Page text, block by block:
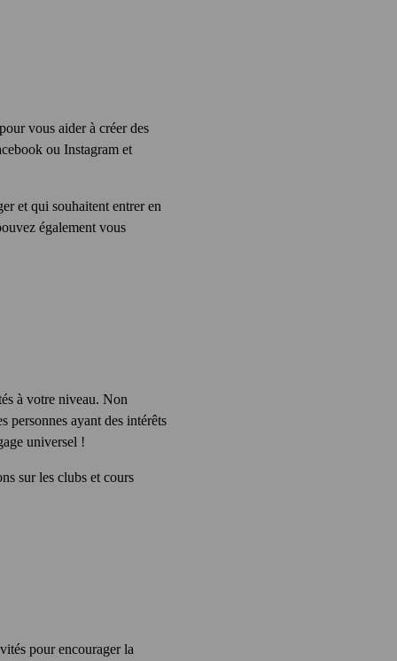
vous aider à créer des
ou Instagram et
et qui souhaitent entrer en
également vous
à votre niveau. Non
personnes ayant des intérêts
universel !
sur les clubs et cours
pour encourager la